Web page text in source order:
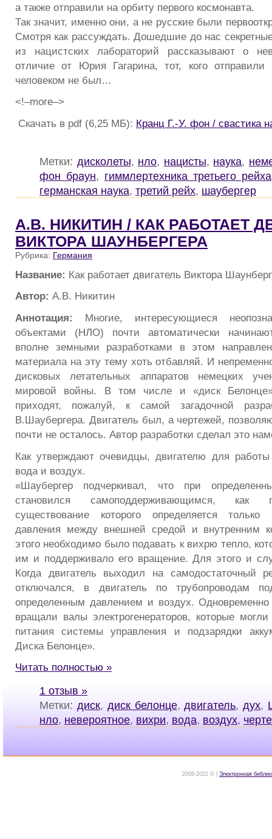
а также отправили на орбиту первого космонавта.
Так значит, именно они, а не русские были
Смотря как рассуждать. Дошедшие до нас
из нацистских лабораторий рассказывают о
отличие от Юрия Гагарина, тот, кого
человеком не был…
<!–more–>
Скачать в pdf (6,25 МБ): Кранц Г.-У. фон / свастика
Метки: дисколеты, нло, нацисты, наука,
фон браун, гиммлертехника третьего рейха
германская наука, третий рейх, шаубергер
А.В. НИКИТИН / КАК РАБОТАЕТ
ВИКТОРА ШАУНБЕРГЕРА
Рубрика: Германия
Название: Как работает двигатель Виктора
Автор: А.В. Никитин
Аннотация: Многие, интересующиеся
объектами (НЛО) почти автоматически
вполне земными разработками в этом
материала на эту тему хоть отбавляй. И
дисковых летательных аппаратов немецких
мировой войны. В том числе и «диск
приходят, пожалуй, к самой загадочной
В.Шаубергера. Двигатель был, а чертежей,
почти не осталось. Автор разработки сделал это
Как утверждают очевидцы, двигателю для
вода и воздух.
«Шаубергер подчеркивал, что при
становился самоподдерживающимся, как
существование которого определяется только
давления между внешней средой и внутренним
этого необходимо было подавать к вихрю тепло,
им и поддерживало его вращение. Для этого и
Когда двигатель выходил на самодостаточный
отключался, в двигатель по трубопроводам
определенным давлением и воздух. Одновременно
вращали валы электрогенераторов, которые
питания системы управления и подзарядки
Диска Белонце».
Читать полностью »
1 отзыв »
Метки: диск, диск белонце,двигатель,дух,
нло, невероятное, вихри, вода, воздух,
2008-2022 © | Электронная